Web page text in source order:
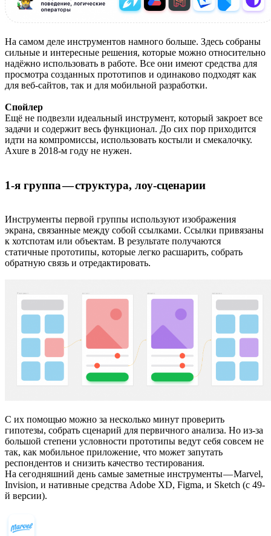
На самом деле инструментов намного больше. Здесь собраны
сильные и интересные решения, которые можно относительно
надёжно использовать в работе. Все они имеют средства для
просмотра созданных прототипов и одинаково подходят как
для веб-сайтов, так и для мобильной разработки.
Спойлер
Ещё не подвезли идеальный инструмент, который закроет все
задачи и содержит весь функционал. До сих пор приходится
идти на компромиссы, использовать костыли и смекалочку.
Axure в 2018-м году не нужен.
1-я группа — структура, лоу-сценарии
Инструменты первой группы используют изображения
экрана, связанные между собой ссылками. Ссылки привязаны
к хотспотам или объектам. В результате получаются
статичные прототипы, которые легко расшарить, собрать
обратную связь и отредактировать.
С их помощью можно за несколько минут проверить
гипотезы, собрать сценарий для первичного анализа. Но из-за
большой степени условности прототипы ведут себя совсем не
так, как мобильное приложение, что может запутать
респондентов и снизить качество тестирования.
На сегодняшний день самые заметные инструменты — Marvel,
Invision, и нативные средства Adobe XD, Figma, и Sketch (с 49-
й версии).